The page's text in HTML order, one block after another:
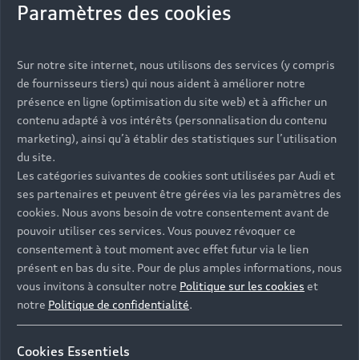
Paramètres des cookies
Sur notre site internet, nous utilisons des services (y compris
de fournisseurs tiers) qui nous aident à améliorer notre
présence en ligne (optimisation du site web) et à afficher un
contenu adapté à vos intérêts (personnalisation du contenu
marketing), ainsi qu’à établir des statistiques sur l’utilisation
du site.
Les catégories suivantes de cookies sont utilisées par Audi et
ses partenaires et peuvent être gérées via les paramètres des
cookies. Nous avons besoin de votre consentement avant de
pouvoir utiliser ces services. Vous pouvez révoquer ce
consentement à tout moment avec effet futur via le lien
présent en bas du site. Pour de plus amples informations, nous
vous invitons à consulter notre Politique sur les cookies et
notre Politique de confidentialité.
Cookies Essentiels